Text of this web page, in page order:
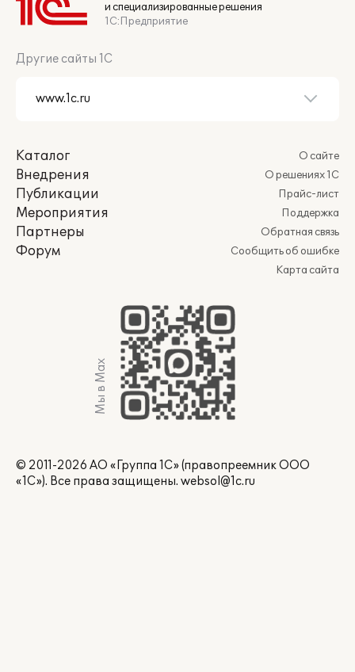
и специализированные решения
1С:Предприятие
Другие сайты 1С
Каталог
Внедрения
Публикации
Мероприятия
Партнеры
Форум
О сайте
О решениях 1С
Прайс-лист
Поддержка
Обратная связь
Сообщить об ошибке
Карта сайта
Мы в Max
© 2011-2026 АО «Группа 1С» (правопреемник ООО
«1С»). Все права защищены. websol@1c.ru